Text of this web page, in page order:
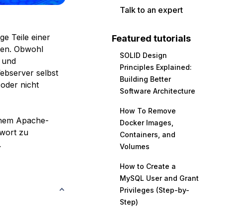
Teile einer
Obwohl
selbst
nicht
Apache-
zu
Talk to an expert
Featured tutorials
SOLID Design
Principles Explained:
Building Better
Software Architecture
How To Remove
Docker Images,
Containers, and
Volumes
How to Create a
MySQL User and Grant
Privileges (Step-by-
Step)